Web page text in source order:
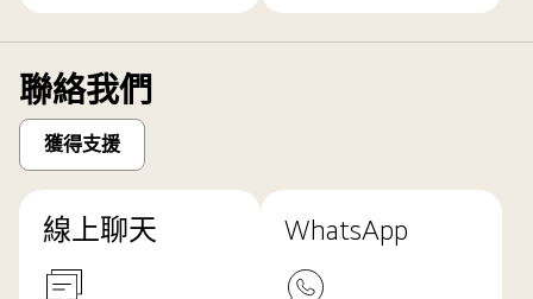
聯絡我們
獲得支援
線上聊天 WhatsApp